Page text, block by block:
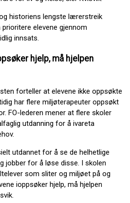
historiens lengste lærerstreik
elevene gjennom
innsats.
hjelp, må hjelpen
forteller at elevene ikke oppsøkte
har flere miljøterapeuter oppsøkt
FO-lederen mener at flere skoler
utdanning for å ivareta
utdannet for å se de helhetlige
jobber for å løse disse. I skolen
som sliter og miljøet på og
ioppsøker hjelp, må hjelpen